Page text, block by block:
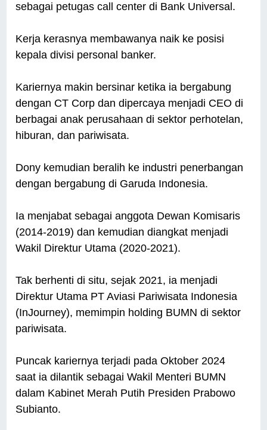
sebagai petugas call center di Bank Universal.
Kerja kerasnya membawanya naik ke posisi
kepala divisi personal banker.
Kariernya makin bersinar ketika ia bergabung
dengan CT Corp dan dipercaya menjadi CEO di
berbagai anak perusahaan di sektor perhotelan,
hiburan, dan pariwisata.
Dony kemudian beralih ke industri penerbangan
dengan bergabung di Garuda Indonesia.
Ia menjabat sebagai anggota Dewan Komisaris
(2014-2019) dan kemudian diangkat menjadi
Wakil Direktur Utama (2020-2021).
Tak berhenti di situ, sejak 2021, ia menjadi
Direktur Utama PT Aviasi Pariwisata Indonesia
(InJourney), memimpin holding BUMN di sektor
pariwisata.
Puncak kariernya terjadi pada Oktober 2024
saat ia dilantik sebagai Wakil Menteri BUMN
dalam Kabinet Merah Putih Presiden Prabowo
Subianto.